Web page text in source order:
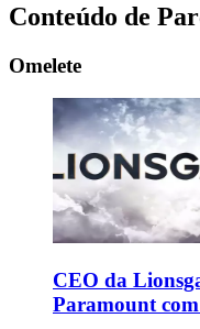
Conteúdo de
Omelete
CEO da
Paramount